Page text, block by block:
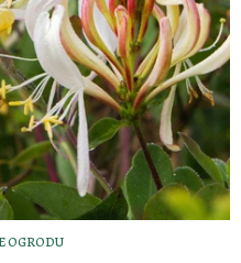
OGRODU